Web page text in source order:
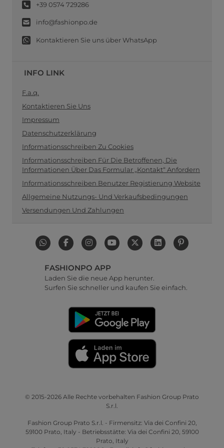
+39 0574 729286
info@fashionpo.de
Kontaktieren Sie uns über WhatsApp
INFO LINK
F.a.q.
Kontaktieren Sie Uns
Impressum
Datenschutzerklärung
Informationsschreiben Zu Cookies
Informationsschreiben Für Die Betroffenen, Die
Informationen Über Das Formular „Kontakt“ Anfordern
Informationsschreiben Benutzer Registierung Website
Allgemeine Nutzungs- Und Verkaufsbedingungen
Versendungen Und Zahlungen
FASHIONPO APP
Laden Sie die neue App herunter.
Surfen Sie schneller und kaufen Sie einfach.
© 2015-2026 Alle Rechte vorbehalten Fashion Group Prato
S.r.l.
Fashion Group Prato S.r.l. - Firmensitz: Via dei Confini 20,
59100 Prato, Italy - Betriebsstätte: Via dei Confini 20, 59100
Prato, Italy